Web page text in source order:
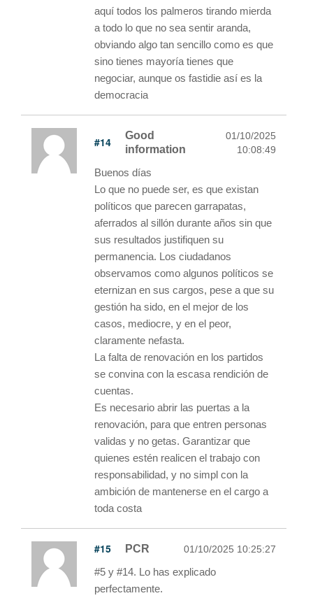
aquí todos los palmeros tirando mierda
a todo lo que no sea sentir aranda,
obviando algo tan sencillo como es que
sino tienes mayoría tienes que
negociar, aunque os fastidie así es la
democracia
#14
Good
information
01/10/2025
10:08:49
Buenos días
Lo que no puede ser, es que existan
políticos que parecen garrapatas,
aferrados al sillón durante años sin que
sus resultados justifiquen su
permanencia. Los ciudadanos
observamos como algunos políticos se
eternizan en sus cargos, pese a que su
gestión ha sido, en el mejor de los
casos, mediocre, y en el peor,
claramente nefasta.
La falta de renovación en los partidos
se convina con la escasa rendición de
cuentas.
Es necesario abrir las puertas a la
renovación, para que entren personas
validas y no getas. Garantizar que
quienes estén realicen el trabajo con
responsabilidad, y no simpl con la
ambición de mantenerse en el cargo a
toda costa
#15 PCR 01/10/2025 10:25:27
#5 y #14. Lo has explicado
perfectamente.